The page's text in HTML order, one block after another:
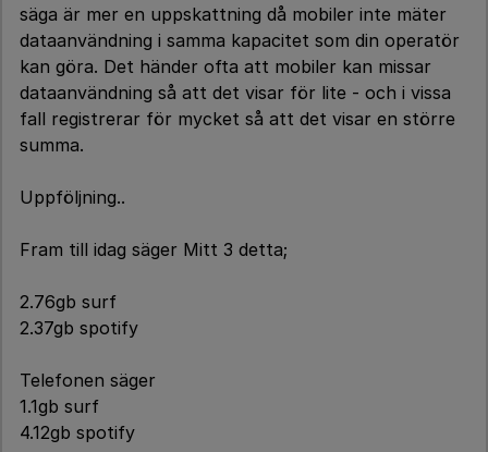
säga är mer en uppskattning då mobiler inte mäter
dataanvändning i samma kapacitet som din operatör
kan göra. Det händer ofta att mobiler kan missar
dataanvändning så att det visar för lite - och i vissa
fall registrerar för mycket så att det visar en större
summa.
Uppföljning..
Fram till idag säger Mitt 3 detta;
2.76gb surf
2.37gb spotify
Telefonen säger
1.1gb surf
4.12gb spotify